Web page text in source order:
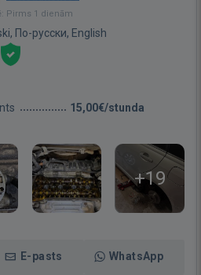
Pirms 1 dienām
По-русски, English
15,00€/stunda
+19
E-pasts WhatsApp